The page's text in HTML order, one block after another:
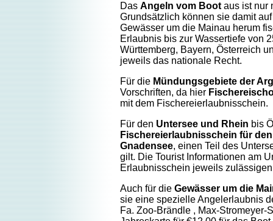
Das Angeln vom Boot aus ist nur
Grundsätzlich können sie damit
Gewässer um die Mainau herum
Erlaubnis bis zur Wassertiefe von
Württemberg, Bayern, Österreich
jeweils das nationale Recht.
Für die Mündungsgebiete der
Vorschriften, da hier
mit dem Fischereierlaubnisschein.
Für den Untersee und Rhein bis
Fischereierlaubnisschein für
Gnadensee, einen Teil des
gilt. Die Tourist Informationen am
Erlaubnisschein jeweils
Auch für die Gewässer um die
sie eine spezielle Angelerlaubnis
Fa. Zoo-Brändle , Max-Stromeyer-